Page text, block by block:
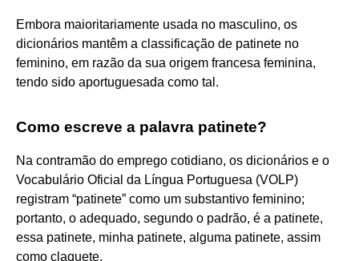
Embora maioritariamente usada no masculino, os
dicionários mantêm a classificação de patinete no
feminino, em razão da sua origem francesa feminina,
tendo sido aportuguesada como tal.
Como escreve a palavra patinete?
Na contramão do emprego cotidiano, os dicionários e o
Vocabulário Oficial da Língua Portuguesa (VOLP)
registram “patinete” como um substantivo feminino;
portanto, o adequado, segundo o padrão, é a patinete,
essa patinete, minha patinete, alguma patinete, assim
como claquete.